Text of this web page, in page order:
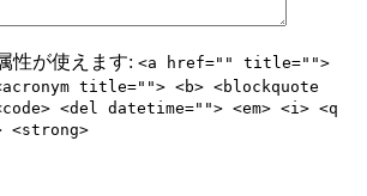
性が使えます: <a href="" title="">
title=""> <b> <blockquote
<del datetime=""> <em> <i> <q